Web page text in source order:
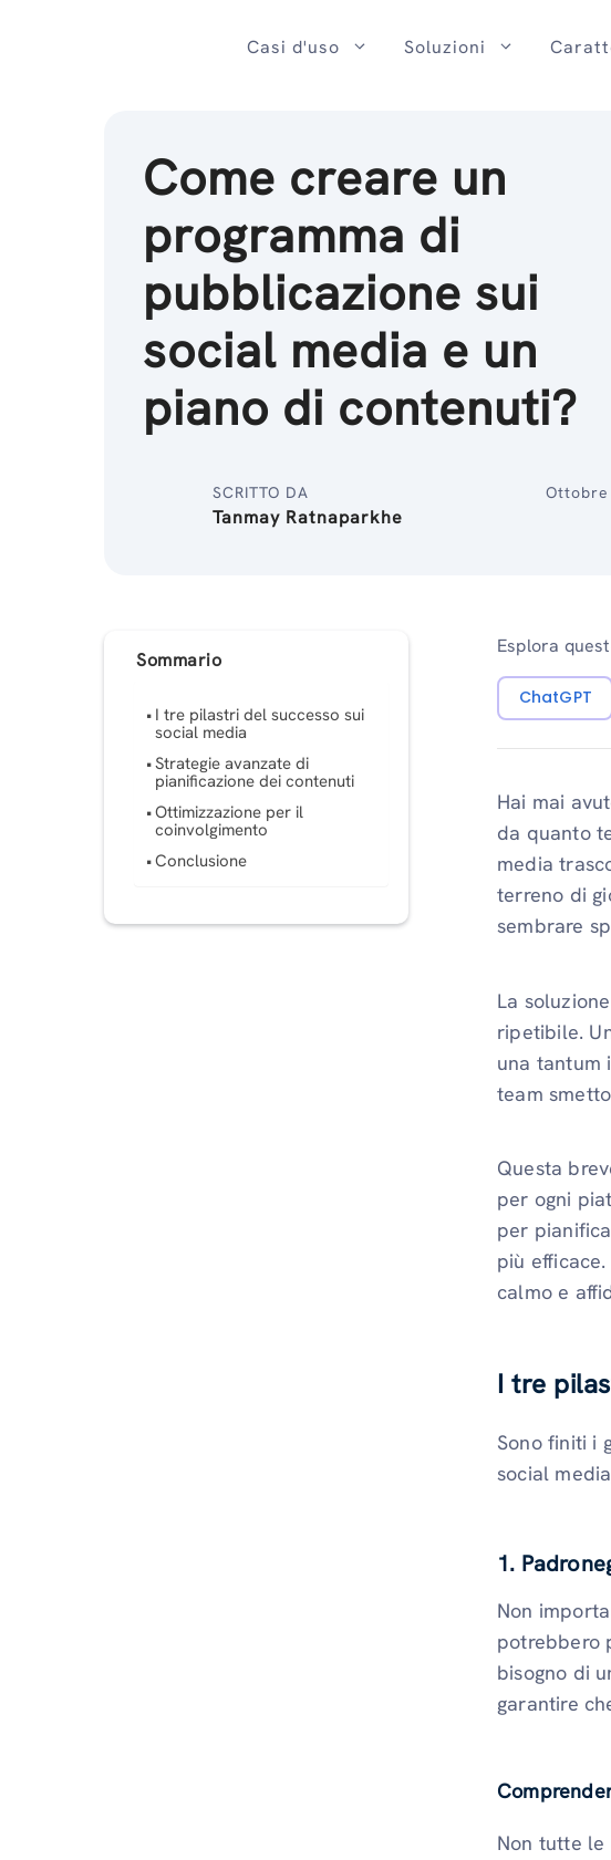
Casi d'uso Soluzioni
Come creare un
programma di
pubblicazione sui
social media e un
piano di contenuti?
SCRITTO DA
Tanmay Ratnaparkhe
Sommario
I tre pilastri del successo sui
social media
Strategie avanzate di
pianificazione dei contenuti
Ottimizzazione per il
coinvolgimento
Conclusione
Esplora
ChatGPT
Hai mai
da quanto
media
terreno di
sembrare
La
ripetibile.
una tantum
team
Questa
per ogni
per
più
calmo e
I tre
Sono finiti i
social
1.
Non
potrebbero
bisogno di
garantire
Non tutte